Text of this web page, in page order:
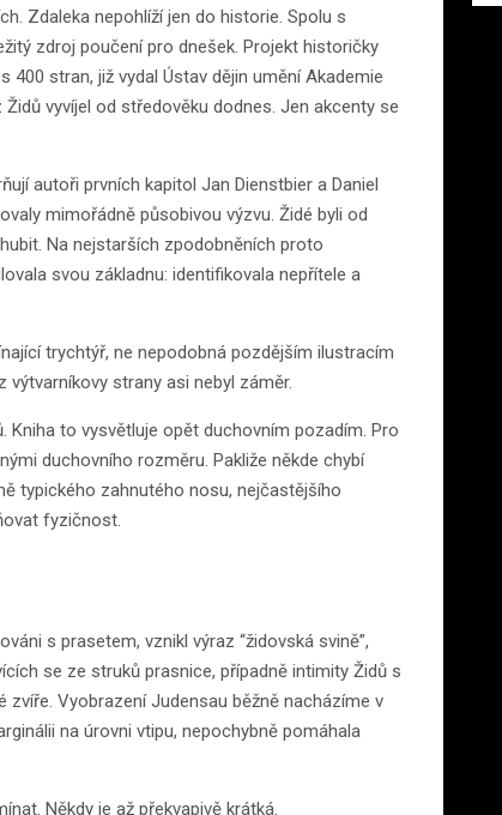
Zdaleka nepohlíží jen do historie. Spolu s
zdroj poučení pro dnešek. Projekt historičky
400 stran, již vydal Ústav dějin umění Akademie
vyvíjel od středověku dodnes. Jen akcenty se
autoři prvních kapitol Jan Dienstbier a Daniel
mimořádně působivou výzvu. Židé byli od
Na nejstarších zpodobněních proto
svou základnu: identifikovala nepřítele a
trychtýř, ne nepodobná pozdějším ilustracím
strany asi nebyl záměr.
to vysvětluje opět duchovním pozadím. Pro
duchovního rozměru. Pakliže někde chybí
typického zahnutého nosu, nejčastějšího
fyzičnost.
s prasetem, vznikl výraz “židovská svině”,
se ze struků prasnice, případně intimity Židů s
Vyobrazení Judensau běžně nacházíme v
na úrovni vtipu, nepochybně pomáhala
Někdy je až překvapivě krátká.